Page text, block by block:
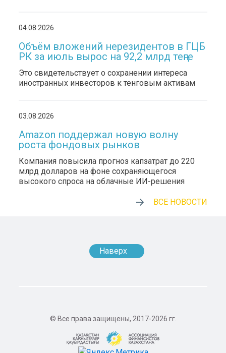
04.08.2026
Объём вложений нерезидентов в ГЦБ
РК за июль вырос на 92,2 млрд теңге
Это свидетельствует о сохранении интереса
иностранных инвесторов к тенговым активам
03.08.2026
Amazon поддержал новую волну
роста фондовых рынков
Компания повысила прогноз капзатрат до 220
млрд долларов на фоне сохраняющегося
высокого спроса на облачные ИИ-решения
ВСЕ НОВОСТИ
Наверх
© Все права защищены, 2017-2026 гг.